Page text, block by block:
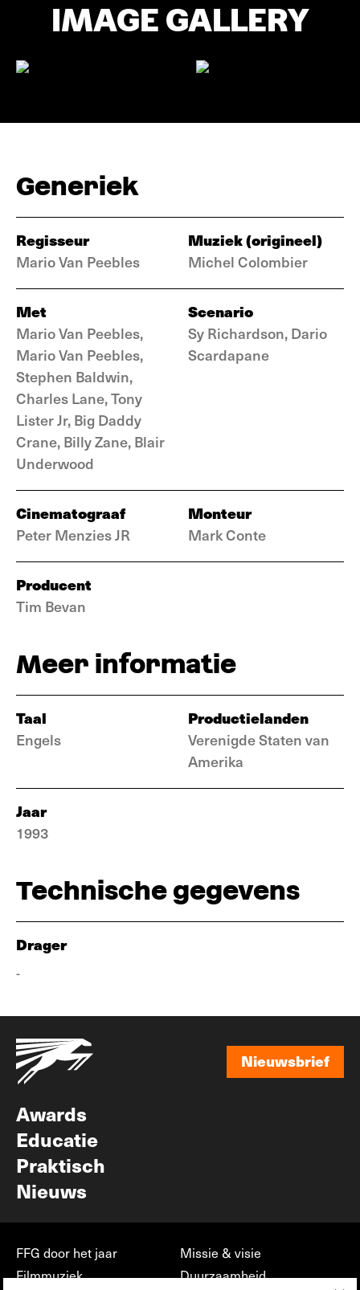
IMAGE GALLERY
Generiek
Regisseur
Mario Van Peebles
Muziek (origineel)
Michel Colombier
Met
Mario Van Peebles,
Mario Van Peebles,
Stephen Baldwin,
Charles Lane, Tony
Lister Jr, Big Daddy
Crane, Billy Zane, Blair
Underwood
Scenario
Sy Richardson, Dario
Scardapane
Cinematograaf
Peter Menzies JR
Monteur
Mark Conte
Producent
Tim Bevan
Meer informatie
Taal
Engels
Productielanden
Verenigde Staten van
Amerika
Jaar
1993
Technische gegevens
Drager
-
Nieuwsbrief
Awards
Educatie
Praktisch
Nieuws
FFG door het jaar
Filmmuziek
Missie & visie
Duurzaamheid